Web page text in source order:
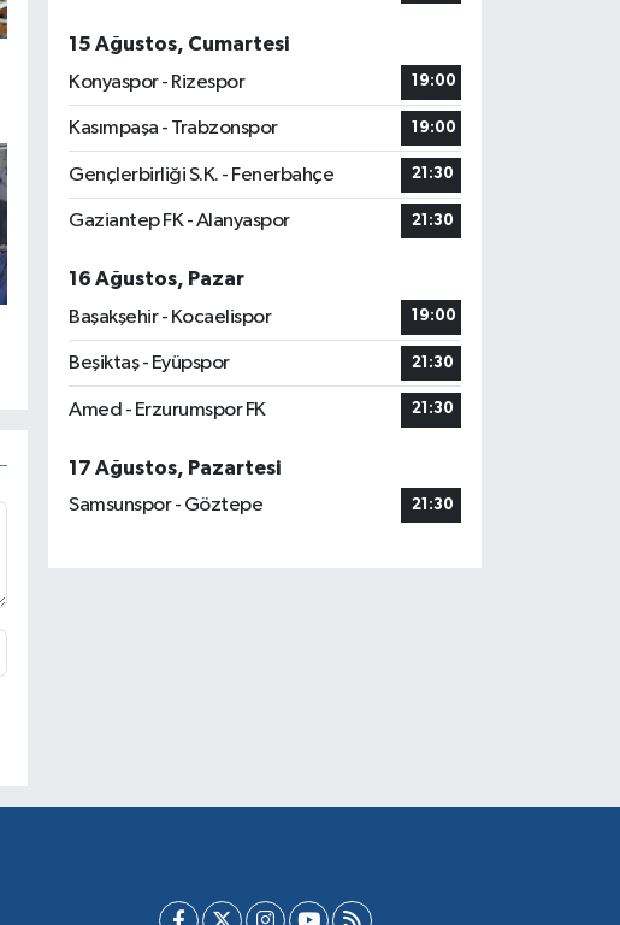
15 Ağustos, Cumartesi
Konyaspor - Rizespor
19:00
Kasımpaşa - Trabzonspor 19:00
Gençlerbirliği S.K. - Fenerbahçe 21:30
Gaziantep FK - Alanyaspor 21:30
16 Ağustos, Pazar
Başakşehir - Kocaelispor
19:00
Beşiktaş - Eyüpspor 21:30
Amed - Erzurumspor FK 21:30
17 Ağustos, Pazartesi
Samsunspor - Göztepe
21:30